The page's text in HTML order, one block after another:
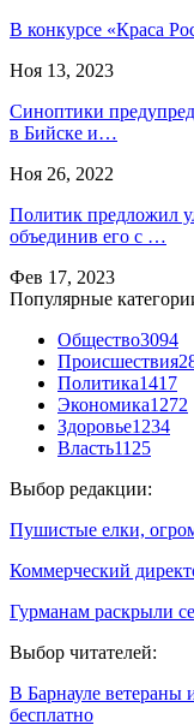
В конкурсе «Краса
Ноя 13, 2023
Синоптики
в Бийске и…
Ноя 26, 2022
Политик предложил
объединив его с …
Фев 17, 2023
Популярные
Общество3094
Происшествия
Политика1417
Экономика1272
Здоровье1234
Власть1125
Выбор редакции:
Пушистые елки,
Коммерческий
Гурманам раскрыли
Выбор читателей:
В Барнауле ветераны
бесплатно